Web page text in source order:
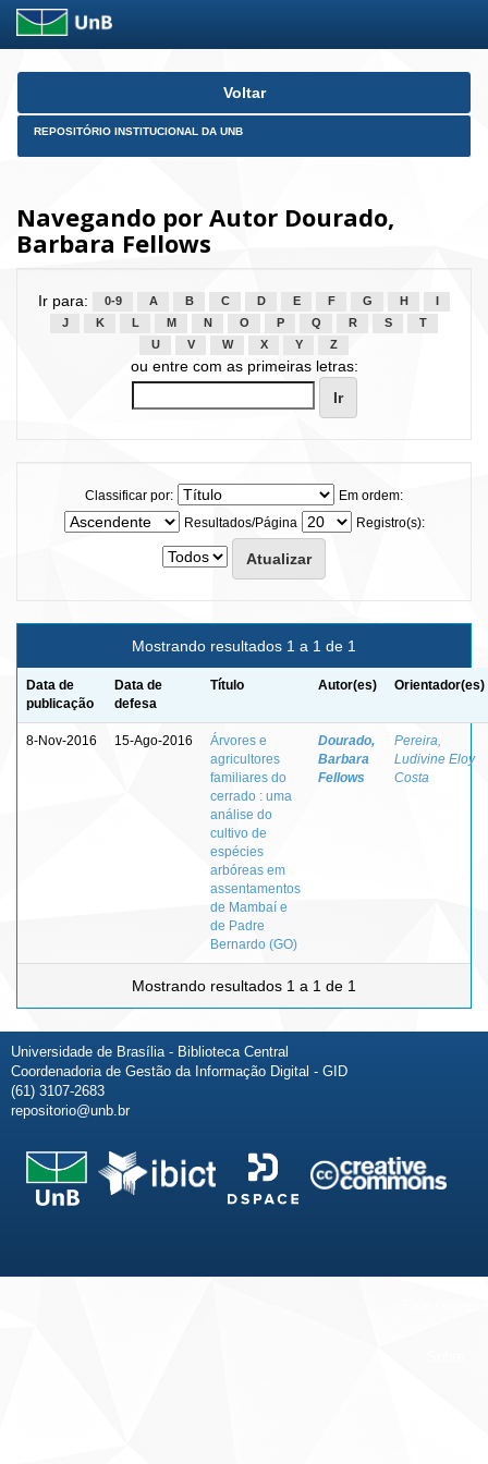
Skip
Voltar
REPOSITÓRIO INSTITUCIONAL DA UNB
Navegando por Autor Dourado,
Barbara Fellows
Ir para: 0-9 A B C D E F G H
J
K L M N O P Q R S
T
U
V W X Y Z
ou entre com as primeiras letras:
Classificar por:
Em ordem:
Resultados/Página
Registro(s):
Mostrando resultados 1 a 1 de 1
Data de
publicação
Data de
defesa
Título Autor(es) Orientador(es)
8-Nov-2016 15-Ago-2016
Árvores e
agricultores
familiares do
cerrado : uma
análise do
cultivo de
espécies
arbóreas em
assentamentos
de Mambaí e
de Padre
Bernardo (GO)
Dourado,
Barbara
Fellows
Pereira,
Ludivine Eloy
Costa
Mostrando resultados 1 a 1 de 1
Universidade de Brasília - Biblioteca Central
Coordenadoria de Gestão da Informação Digital - GID
(61) 3107-2683
repositorio@unb.br